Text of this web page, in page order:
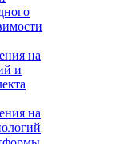
на
и
на